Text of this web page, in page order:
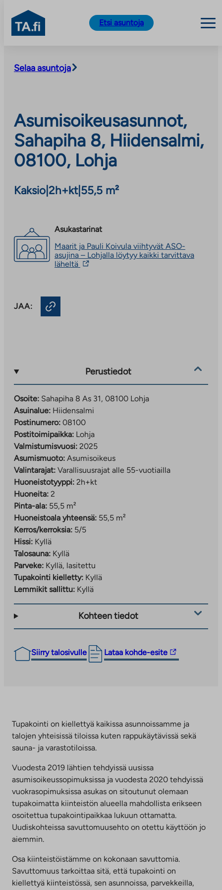
sisältöön
TA.fi
Etsi asuntoja
Selaa asuntoja
Asumisoikeusasunnot,
Sahapiha 8, Hiidensalmi,
08100, Lohja
Kaksio 2h+kt| 55,5 m²
Asukastarinat
Maarit ja Pauli Koivula viihtyvät ASO-
asujina – Lohjalla löytyy kaikki tarvittava
läheltä Linkki
JAA:
Perustiedot
Osoite: Sahapiha 8 As 31, 08100 Lohja
Asuinalue: Hiidensalmi
Postinumero: 08100
Postitoimipaikka: Lohja
Valmistumisvuosi: 2025
Asumismuoto: Asumisoikeus
Valintarajat: Varallisuusrajat alle 55-vuotiailla
Huoneistotyyppi: 2h+kt
Huoneita: 2
Pinta-ala: 55,5 m²
Huoneistoala yhteensä: 55,5 m²
Kerros/kerroksia: 5/5
Hissi: Kyllä
Talosauna: Kyllä
Parveke: Kyllä, lasitettu
Tupakointi kielletty: Kyllä
Lemmikit sallittu: Kyllä
Kohteen tiedot
Siirry talosivulle Lataa kohde-esite
Linkki
vie
uuteen
välilehteen
Tupakointi on kiellettyä kaikissa asunnoissamme ja
talojen yhteisissä tiloissa kuten rappukäytävissä sekä
sauna- ja varastotiloissa.
Vuodesta 2019 lähtien tehdyissä uusissa
asumisoikeussopimuksissa ja vuodesta 2020 tehdyissä
vuokrasopimuksissa asukas on sitoutunut olemaan
tupakoimatta kiinteistön alueella mahdollista erikseen
osoitettua tupakointipaikkaa lukuun ottamatta.
Uudiskohteissa savuttomuusehto on otettu käyttöön jo
aiemmin.
Osa kiinteistöistämme on kokonaan savuttomia.
Savuttomuus tarkoittaa sitä, että tupakointi on
kiellettyä kiinteistössä, sen asunnoissa, parvekkeilla,